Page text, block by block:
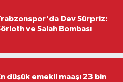
Dev Sürpriz:
ve Salah Bombası
düşük emekli maaşı 23 bin